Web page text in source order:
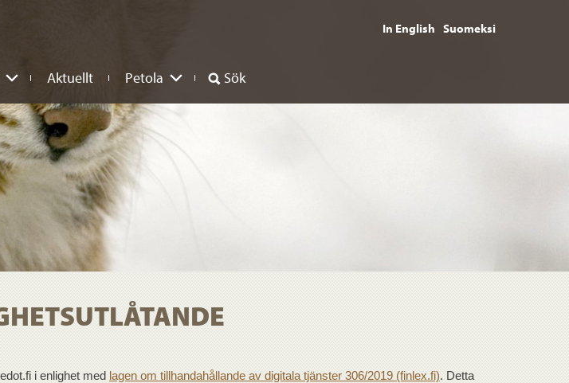
In English Suomeksi
Aktuellt Petola Sök
i enlighet med lagen om tillhandahållande av digitala tjänster 306/2019 (finlex.fi). Detta